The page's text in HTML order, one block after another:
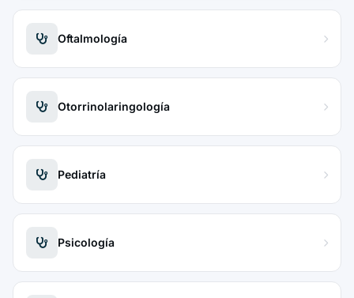
Oftalmología
Otorrinolaringología
Pediatría
Psicología